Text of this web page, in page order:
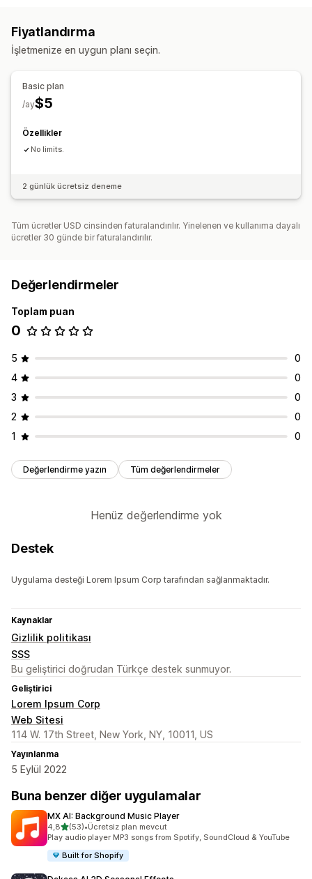
Özel animasyonlar
Müzik Sayfaya özgü efektler Renk
Sezona özel etkinlikler
Yeni Yıl İlkbahar
Özel etkinlikler
Fiyatlandırma
İşletmenize en uygun planı seçin.
Basic plan
$5
/ay
Özellikler
No limits.
2 günlük ücretsiz deneme
Tüm ücretler USD cinsinden faturalandırılır. Yinelenen ve kullanıma dayalı
ücretler 30 günde bir faturalandırılır.
Değerlendirmeler
Toplam puan
0
5
0
4
0
3
0
2
0
1
0
Değerlendirme yazın Tüm değerlendirmeler
Henüz değerlendirme yok
Destek
Uygulama desteği Lorem Ipsum Corp tarafından sağlanmaktadır.
Kaynaklar
Gizlilik politikası
SSS
Bu geliştirici doğrudan Türkçe destek sunmuyor.
Geliştirici
Lorem Ipsum Corp
Web Sitesi
114 W. 17th Street, New York, NY, 10011, US
Yayınlanma
5 Eylül 2022
Buna benzer diğer uygulamalar
MX AI: Background Music Player
4,85 yıldız üzerinden
(53)
toplam 53 değerlendirme
•Ücretsiz plan mevcut
Play audio player MP3 songs from Spotify, SoundCloud & YouTube
Built for Shopify